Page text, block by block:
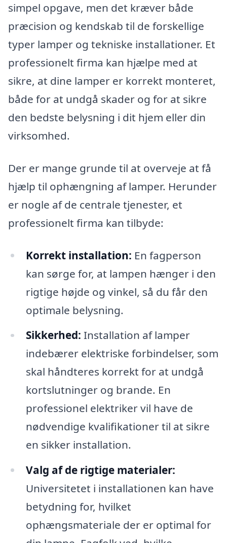
simpel opgave, men det kræver både
præcision og kendskab til de forskellige
typer lamper og tekniske installationer. Et
professionelt firma kan hjælpe med at
sikre, at dine lamper er korrekt monteret,
både for at undgå skader og for at sikre
den bedste belysning i dit hjem eller din
virksomhed.
Der er mange grunde til at overveje at få
hjælp til ophængning af lamper. Herunder
er nogle af de centrale tjenester, et
professionelt firma kan tilbyde:
Korrekt installation: En fagperson
kan sørge for, at lampen hænger i den
rigtige højde og vinkel, så du får den
optimale belysning.
Sikkerhed: Installation af lamper
indebærer elektriske forbindelser, som
skal håndteres korrekt for at undgå
kortslutninger og brande. En
professionel elektriker vil have de
nødvendige kvalifikationer til at sikre
en sikker installation.
Valg af de rigtige materialer:
Universitetet i installationen kan have
betydning for, hvilket
ophængsmateriale der er optimal for